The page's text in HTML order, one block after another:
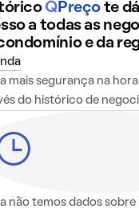
QPreço te dá
a todas as
e da
mais segurança na
do histórico de
não temos dados